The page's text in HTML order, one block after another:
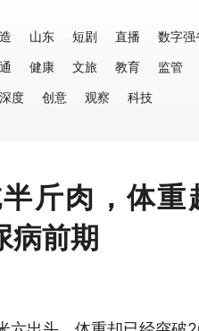
山东 短剧 直播 数字强
健康 文旅 教育 监管
深度 创意 观察 科技
斤肉，体
病前期